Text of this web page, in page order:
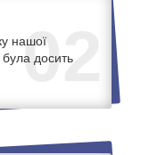
02
нашої
досить